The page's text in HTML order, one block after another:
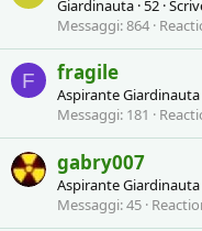
Giardinauta ·52 ·
Messaggi 864
F fragile
Aspirante Giardinauta
Messaggi 181
gabry007
Aspirante Giardinauta
Messaggi 45